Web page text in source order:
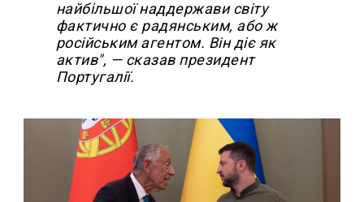
найбільшої наддержави світу
фактично є радянським, або ж
російським агентом. Він діє як
актив", — сказав президент
Португалії.